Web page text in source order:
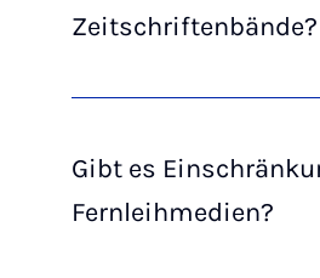
Zeitschriftenbände?
Gibt es
Fernleihmedien?